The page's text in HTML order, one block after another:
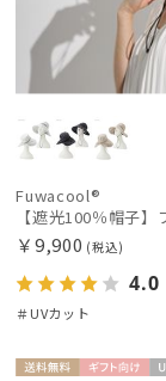
Fuwacool®
￥9,900 (税込)
4.0
＃UVカット